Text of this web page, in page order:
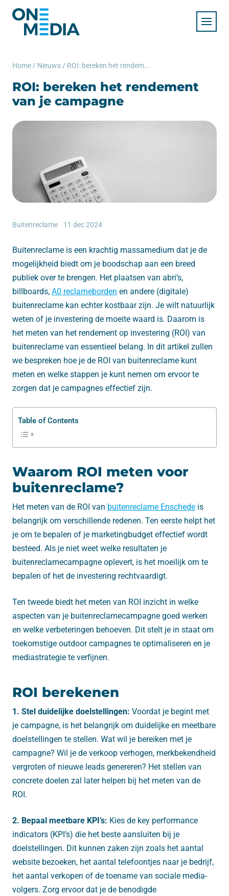
Home / Nieuws / ROI: bereken het rendement van je campagne
ROI: bereken het rendement
van je campagne
Buitenreclame 11 dec 2024
Buitenreclame is een krachtig massamedium dat je de
mogelijkheid biedt om je boodschap aan een breed
publiek over te brengen. Het plaatsen van abri’s,
billboards, A0 reclameborden en andere (digitale)
buitenreclame kan echter kostbaar zijn. Je wilt natuurlijk
weten of je investering de moeite waard is. Daarom is
het meten van het rendement op investering (ROI) van
buitenreclame van essentieel belang. In dit artikel zullen
we bespreken hoe je de ROI van buitenreclame kunt
meten en welke stappen je kunt nemen om ervoor te
zorgen dat je campagnes effectief zijn.
Table of Contents
Waarom ROI meten voor
buitenreclame?
Het meten van de ROI van buitenreclame Enschede is
belangrijk om verschillende redenen. Ten eerste helpt het
je om te bepalen of je marketingbudget effectief wordt
besteed. Als je niet weet welke resultaten je
buitenreclamecampagne oplevert, is het moeilijk om te
bepalen of het de investering rechtvaardigt.
Ten tweede biedt het meten van ROI inzicht in welke
aspecten van je buitenreclamecampagne goed werken
en welke verbeteringen behoeven. Dit stelt je in staat om
toekomstige outdoor campagnes te optimaliseren en je
mediastrategie te verfijnen.
ROI berekenen
1. Stel duidelijke doelstellingen: Voordat je begint met
je campagne, is het belangrijk om duidelijke en meetbare
doelstellingen te stellen. Wat wil je bereiken met je
campagne? Wil je de verkoop verhogen, merkbekendheid
vergroten of nieuwe leads genereren? Het stellen van
concrete doelen zal later helpen bij het meten van de
ROI.
2. Bepaal meetbare KPI’s: Kies de key performance
indicators (KPI’s) die het beste aansluiten bij je
doelstellingen. Dit kunnen zaken zijn zoals het aantal
website bezoeken, het aantal telefoontjes naar je bedrijf,
het aantal verkopen of de toename van sociale media-
volgers. Zorg ervoor dat je de benodigde